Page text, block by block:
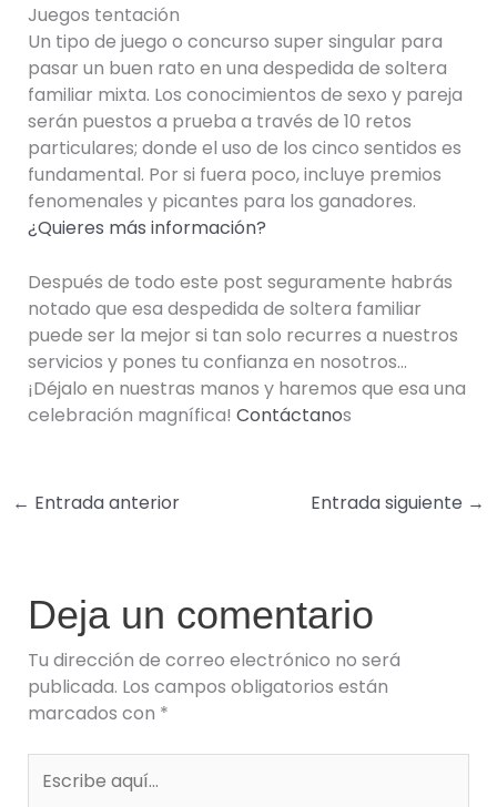
Juegos tentación
Un tipo de juego o concurso super singular para
pasar un buen rato en una despedida de soltera
familiar mixta. Los conocimientos de sexo y pareja
serán puestos a prueba a través de 10 retos
particulares; donde el uso de los cinco sentidos es
fundamental. Por si fuera poco, incluye premios
fenomenales y picantes para los ganadores.
¿Quieres más información?
Después de todo este post seguramente habrás
notado que esa despedida de soltera familiar
puede ser la mejor si tan solo recurres a nuestros
servicios y pones tu confianza en nosotros…
¡Déjalo en nuestras manos y haremos que esa una
celebración magnífica! Contáctanos
← Entrada anterior Entrada siguiente →
Deja un comentario
Tu dirección de correo electrónico no será
publicada. Los campos obligatorios están
marcados con *
aquí...